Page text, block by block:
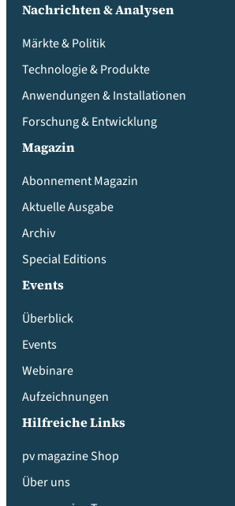
Nachrichten & Analysen
Märkte & Politik
Technologie & Produkte
Anwendungen & Installationen
Forschung & Entwicklung
Magazin
Abonnement Magazin
Aktuelle Ausgabe
Archiv
Special Editions
Events
Überblick
Events
Webinare
Aufzeichnungen
Hilfreiche Links
pv magazine Shop
Über uns